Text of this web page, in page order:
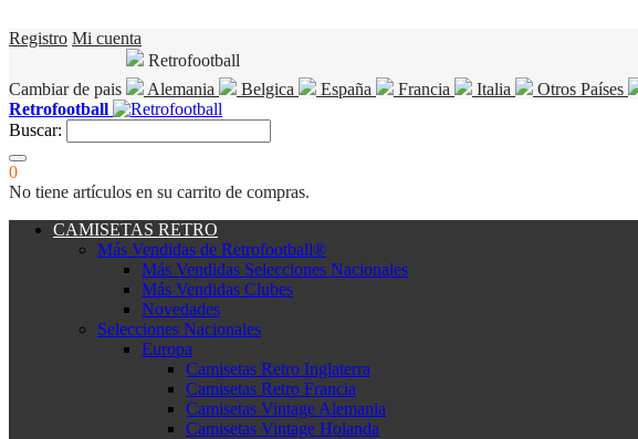
Registro Mi cuenta
Cambiar de pais
Retrofootball
Alemania
Belgica España Francia Italia Otros Países
Retrofootball
Buscar:
0
No tiene artículos en su carrito de compras.
CAMISETAS RETRO
Más Vendidas de Retrofootball®
Más Vendidas Selecciones Nacionales
Más Vendidas Clubes
Novedades
Selecciones Nacionales
Europa
Camisetas Retro Inglaterra
Camisetas Retro Francia
Camisetas Vintage Alemania
Camisetas Vintage Holanda